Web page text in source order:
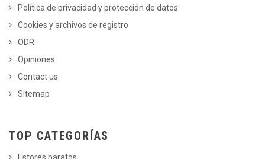
Política de privacidad y protección de datos
Cookies y archivos de registro
ODR
Opiniones
Contact us
Sitemap
TOP CATEGORÍAS
Estores baratos